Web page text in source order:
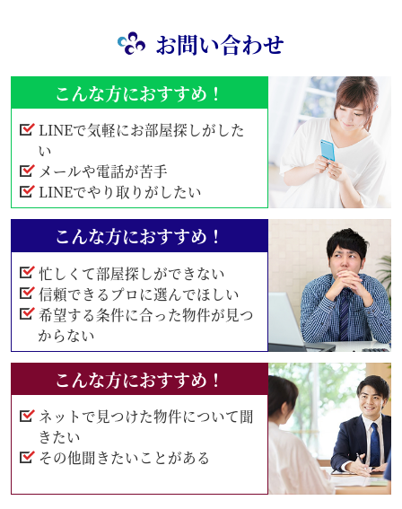
お問い合わせ
こんな方におすすめ！
LINEで気軽にお部屋探しがした
い
メールや電話が苦手
LINEでやり取りがしたい
こんな方におすすめ！
忙しくて部屋探しができない
信頼できるプロに選んでほしい
希望する条件に合った物件が見つ
からない
こんな方におすすめ！
ネットで見つけた物件について聞
きたい
その他聞きたいことがある